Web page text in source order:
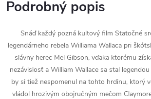
Podrobný popis
Snáď každý pozná kultový film Statočné
legendárneho rebela Williama Wallaca pri
slávny herec Mel Gibson, vďaka ktorému
nezávislosť a William Wallace sa stal
by si tiež nespomenul na tohto hrdinu, ktorý
vládol hrozivým obojručným mečom